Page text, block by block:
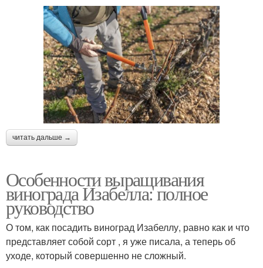
читать дальше →
Особенности выращивания
винограда Изабелла: полное
руководство
О том, как посадить виноград Изабеллу, равно как и что
представляет собой сорт , я уже писала, а теперь об
уходе, который совершенно не сложный.